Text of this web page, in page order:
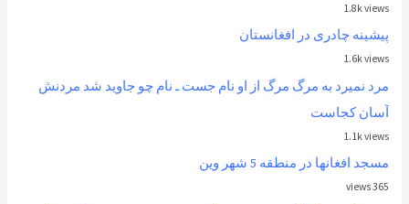
1.8k views
پیشینه چادری در افغانستان
1.6k views
مرد نمیرد به مرگ مرگ از او نام جست ـ نام چو جاوید شد مردنش
آسان کجاست
1.1k views
مسجد افغانها در منطقه 5 شهر وین
365 views